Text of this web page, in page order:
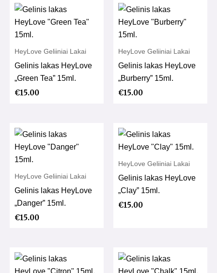
HeyLove Geliiniai Lakai
Gelinis lakas HeyLove
„Green Tea” 15ml.
€15.00
HeyLove Geliiniai Lakai
Gelinis lakas HeyLove
„Burberry” 15ml.
€15.00
HeyLove Geliiniai Lakai
Gelinis lakas HeyLove
„Danger” 15ml.
€15.00
HeyLove Geliiniai Lakai
Gelinis lakas HeyLove
„Clay” 15ml.
€15.00